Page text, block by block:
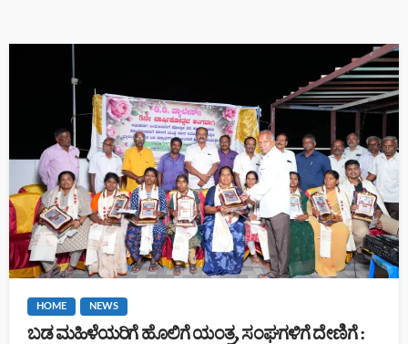
135ನೇ ಅಂಬೇಡ್ಕರ್ ಜಯಂತಿ: ಬಲಗೈ ಸಮುದಾಯಗಳ ಒಕ್ಕೂಟದಿಂದ ಭವ್ಯ
” ದಾನ ಮಾಡಿದಷ್ಟು ಮೇಲೆ : ವಿಜಯೇಂದ್ರ ಆಚಾರ್ಯ “
HOME NEWS
ಬೈಲುಕುಪ್ಪೆಯ ‘ಶತಾಕ್ಷಿ ವನ’ಕ್ಕೆ ಪ್ರಧಾನಿಯರ ಮೆಚ್ಚುಗೆ – ಮನ್ ಕಿ
HOME NEWS
ಬಡ ಮಹಿಳೆಯರಿಗೆ ಹೊಲಿಗೆ ಯಂತ್ರ, ಸಂಘಗಳಿಗೆ ದೇಣಿಗೆ :